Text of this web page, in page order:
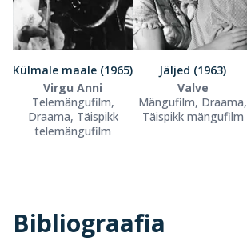
Külmale maale (1965)
Virgu Anni
Telemängufilm,
Draama, Täispikk
telemängufilm
Jäljed (1963)
Valve
Mängufilm, Draama,
Täispikk mängufilm
Bibliograafia